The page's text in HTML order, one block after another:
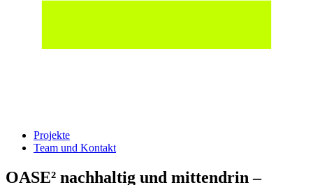
Projekte
Team und Kontakt
OASE² nachhaltig und mittendrin –